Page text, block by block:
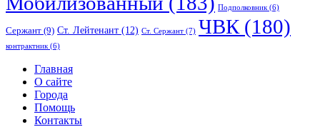
Подполковник (6)
Сержант (9) Ст. Лейтенант (12) Ст. Сержант (7) ЧВК (180)
контрактник (6)
Исследовать
Главная
О сайте
Города
Помощь
Контакты